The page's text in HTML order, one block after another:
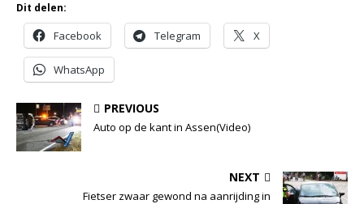
Dit delen:
Facebook Telegram X
WhatsApp
PREVIOUS
Auto op de kant in Assen(Video)
NEXT
Fietser zwaar gewond na aanrijding in